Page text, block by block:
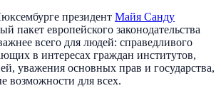
президент Майя Санду
пакет европейского законодательства
всего для людей: справедливого
в интересах граждан институтов,
уважения основных прав и государства,
возможности для всех.